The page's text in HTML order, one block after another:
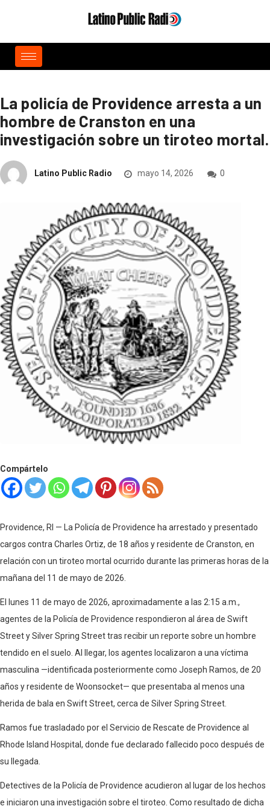
La policía de Providence arresta a un
hombre de Cranston en una
investigación sobre un tiroteo mortal.
Latino Public Radio mayo 14, 2026 0
Compártelo
Providence, RI — La Policía de Providence ha arrestado y presentado
cargos contra Charles Ortiz, de 18 años y residente de Cranston, en
relación con un tiroteo mortal ocurrido durante las primeras horas de la
mañana del 11 de mayo de 2026.
El lunes 11 de mayo de 2026, aproximadamente a las 2:15 a.m.,
agentes de la Policía de Providence respondieron al área de Swift
Street y Silver Spring Street tras recibir un reporte sobre un hombre
tendido en el suelo. Al llegar, los agentes localizaron a una víctima
masculina —identificada posteriormente como Joseph Ramos, de 20
años y residente de Woonsocket— que presentaba al menos una
herida de bala en Swift Street, cerca de Silver Spring Street.
Ramos fue trasladado por el Servicio de Rescate de Providence al
Rhode Island Hospital, donde fue declarado fallecido poco después de
su llegada.
Detectives de la Policía de Providence acudieron al lugar de los hechos
e iniciaron una investigación sobre el tiroteo. Como resultado de dicha